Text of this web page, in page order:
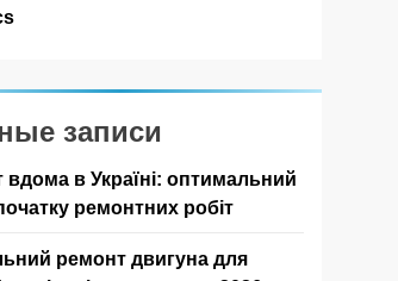
записи
вдома в Україні: оптимальний
ремонтних робіт
ремонт двигуна для